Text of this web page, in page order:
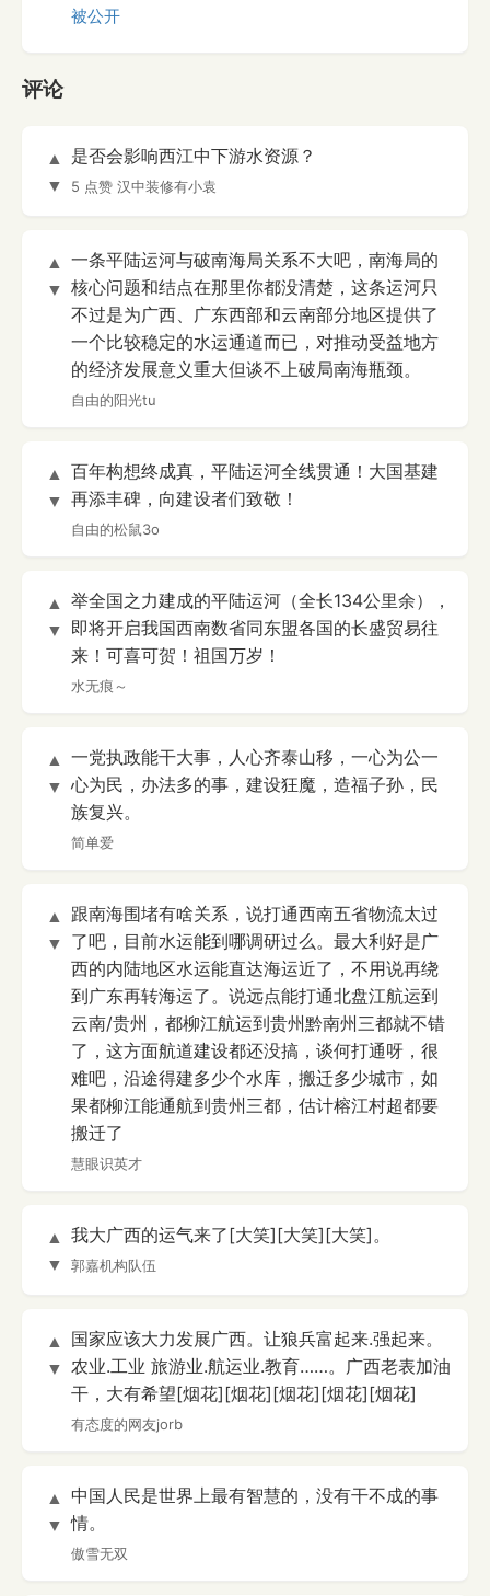
被公开
评论
▲
▼
是否会影响西江中下游水资源？
5 点赞 汉中装修有小袁
▲
▼
一条平陆运河与破南海局关系不大吧，南海局的
核心问题和结点在那里你都没清楚，这条运河只
不过是为广西、广东西部和云南部分地区提供了
一个比较稳定的水运通道而已，对推动受益地方
的经济发展意义重大但谈不上破局南海瓶颈。
自由的阳光tu
▲
▼
百年构想终成真，平陆运河全线贯通！大国基建
再添丰碑，向建设者们致敬！
自由的松鼠3o
▲
▼
举全国之力建成的平陆运河（全长134公里余），
即将开启我国西南数省同东盟各国的长盛贸易往
来！可喜可贺！祖国万岁！
水无痕～
▲
▼
一党执政能干大事，人心齐泰山移，一心为公一
心为民，办法多的事，建设狂魔，造福子孙，民
族复兴。
简单爱
▲
▼
跟南海围堵有啥关系，说打通西南五省物流太过
了吧，目前水运能到哪调研过么。最大利好是广
西的内陆地区水运能直达海运近了，不用说再绕
到广东再转海运了。说远点能打通北盘江航运到
云南/贵州，都柳江航运到贵州黔南州三都就不错
了，这方面航道建设都还没搞，谈何打通呀，很
难吧，沿途得建多少个水库，搬迁多少城市，如
果都柳江能通航到贵州三都，估计榕江村超都要
搬迁了
慧眼识英才
▲
▼
我大广西的运气来了[大笑][大笑][大笑]。
郭嘉机构队伍
▲
▼
国家应该大力发展广西。让狼兵富起来.强起来。
农业.工业 旅游业.航运业.教育……。广西老表加油
干，大有希望[烟花][烟花][烟花][烟花][烟花]
有态度的网友jorb
▲
▼
中国人民是世界上最有智慧的，没有干不成的事
情。
傲雪无双